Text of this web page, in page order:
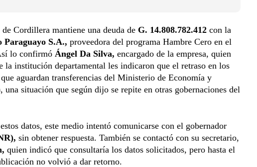
Cordillera mantiene una deuda de G. 14.808.782.412 con la
Paraguayo S.A., proveedora del programa Hambre Cero en el
lo confirmó Ángel Da Silva, encargado de la empresa, quien
la institución departamental les indicaron que el retraso en los
que aguardan transferencias del Ministerio de Economía y
una situación que según dijo se repite en otras gobernaciones del
datos, este medio intentó comunicarse con el gobernador
sin obtener respuesta. También se contactó con su secretario,
quien indicó que consultaría los datos solicitados, pero hasta el
no volvió a dar retorno.